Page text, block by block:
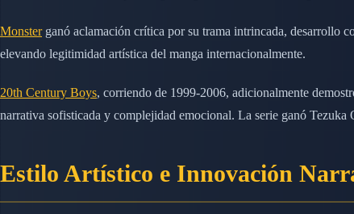
Monsterganó aclamación crítica por su trama intrincada, desarrollo
elevando legitimidad artística del manga internacionalmente.
20th Century Boys, corriendo de 1999-2006, adicionalmente
narrativa sofisticada y complejidad emocional. La serie ganó
Estilo Artístico e Innovación